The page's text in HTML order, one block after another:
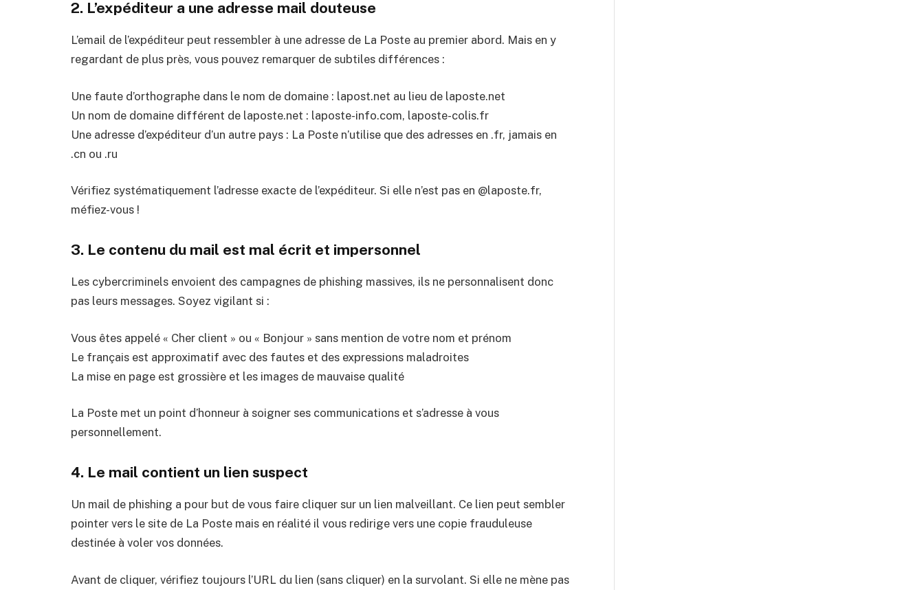
2. L’expéditeur a une adresse mail douteuse
L’email de l’expéditeur peut ressembler à une adresse de La Poste au premier abord. Mais en y
regardant de plus près, vous pouvez remarquer de subtiles différences :
Une faute d’orthographe dans le nom de domaine : lapost.net au lieu de laposte.net
Un nom de domaine différent de laposte.net : laposte-info.com, laposte-colis.fr
Une adresse d’expéditeur d’un autre pays : La Poste n’utilise que des adresses en .fr, jamais en
.cn ou .ru
Vérifiez systématiquement l’adresse exacte de l’expéditeur. Si elle n’est pas en @laposte.fr,
méfiez-vous !
3. Le contenu du mail est mal écrit et impersonnel
Les cybercriminels envoient des campagnes de phishing massives, ils ne personnalisent donc
pas leurs messages. Soyez vigilant si :
Vous êtes appelé « Cher client » ou « Bonjour » sans mention de votre nom et prénom
Le français est approximatif avec des fautes et des expressions maladroites
La mise en page est grossière et les images de mauvaise qualité
La Poste met un point d’honneur à soigner ses communications et s’adresse à vous
personnellement.
4. Le mail contient un lien suspect
Un mail de phishing a pour but de vous faire cliquer sur un lien malveillant. Ce lien peut sembler
pointer vers le site de La Poste mais en réalité il vous redirige vers une copie frauduleuse
destinée à voler vos données.
Avant de cliquer, vérifiez toujours l’URL du lien (sans cliquer) en la survolant. Si elle ne mène pas